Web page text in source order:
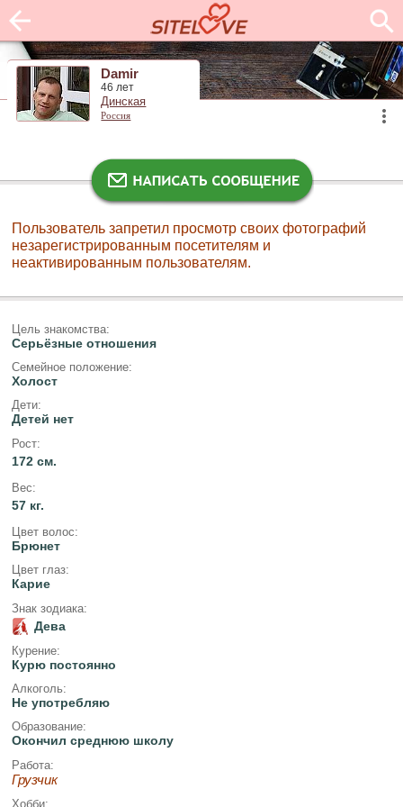
Damir
46 лет
Динская
Россия
Пользователь запретил просмотр своих фотографий
незарегистрированным посетителям и
неактивированным пользователям.
Цель знакомства:
Серьёзные отношения
Семейное положение:
Холост
Дети:
Детей нет
Рост:
172 см.
Вес:
57 кг.
Цвет волос:
Брюнет
Цвет глаз:
Карие
Знак зодиака:
Дева
Курение:
Курю постоянно
Алкоголь:
Не употребляю
Образование:
Окончил среднюю школу
Работа:
Грузчик
Хобби: